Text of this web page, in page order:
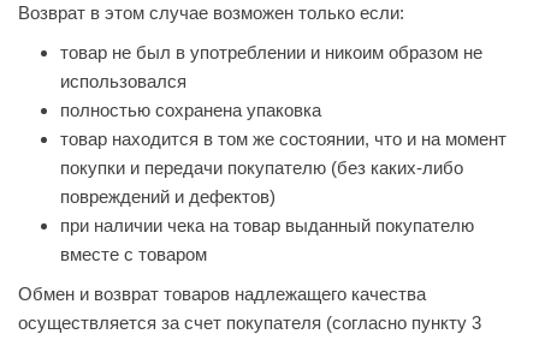
Возврат в этом случае возможен только если:
товар не был в употреблении и никоим образом не
использовался
полностью сохранена упаковка
товар находится в том же состоянии, что и на момент
покупки и передачи покупателю (без каких-либо
повреждений и дефектов)
при наличии чека на товар выданный покупателю
вместе с товаром
Обмен и возврат товаров надлежащего качества
осуществляется за счет покупателя (согласно пункту 3